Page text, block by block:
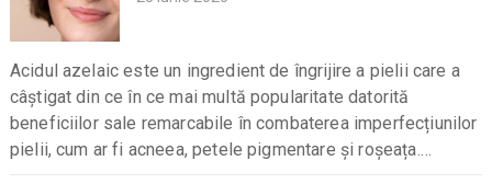
Acidul azelaic este un ingredient de îngrijire a pielii care a
câștigat din ce în ce mai multă popularitate datorită
beneficiilor sale remarcabile în combaterea imperfecțiunilor
pielii, cum ar fi acneea, petele pigmentare și roșeața.…